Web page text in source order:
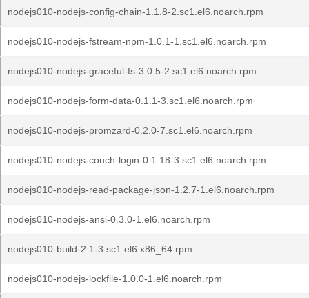
nodejs010-nodejs-config-chain-1.1.8-2.sc1.el6.noarch.rpm
nodejs010-nodejs-fstream-npm-1.0.1-1.sc1.el6.noarch.rpm
nodejs010-nodejs-graceful-fs-3.0.5-2.sc1.el6.noarch.rpm
nodejs010-nodejs-form-data-0.1.1-3.sc1.el6.noarch.rpm
nodejs010-nodejs-promzard-0.2.0-7.sc1.el6.noarch.rpm
nodejs010-nodejs-couch-login-0.1.18-3.sc1.el6.noarch.rpm
nodejs010-nodejs-read-package-json-1.2.7-1.el6.noarch.rpm
nodejs010-nodejs-ansi-0.3.0-1.el6.noarch.rpm
nodejs010-build-2.1-3.sc1.el6.x86_64.rpm
nodejs010-nodejs-lockfile-1.0.0-1.el6.noarch.rpm